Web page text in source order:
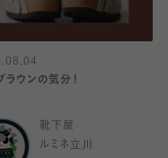
ラウンの気分！
靴下屋
ルミネ立川